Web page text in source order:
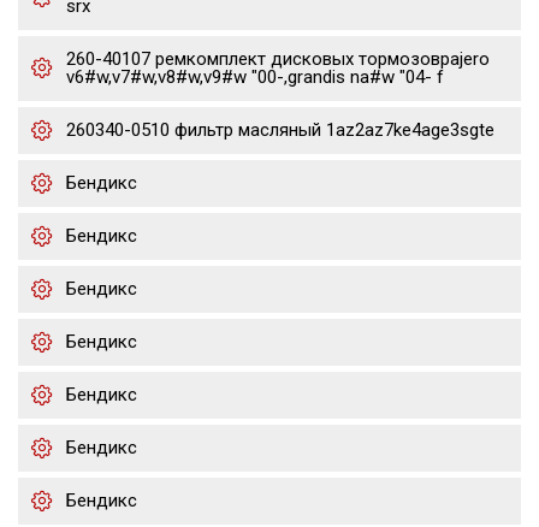
srx
260-40107 ремкомплект дисковых тормозовpajero
v6#w,v7#w,v8#w,v9#w "00-,grandis na#w "04- f
260340-0510 фильтр масляный 1az2az7ke4age3sgte
Бендикс
Бендикс
Бендикс
Бендикс
Бендикс
Бендикс
Бендикс